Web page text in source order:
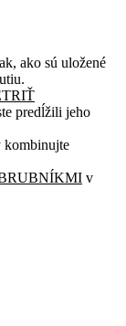
ako sú uložené
predĺžili jeho
kombinujte
v